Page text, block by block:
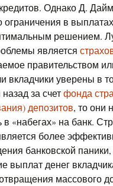
Однако Д.
ограничения в
решением.
является
правительством
вкладчики уверены в
за счетфонда
депозитов, то они
в «набегах» на банк.
более
банковской
выплат денег
массового